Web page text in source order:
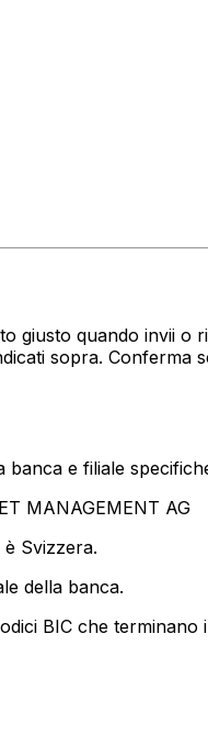
quando invii o
sopra.
banca e filiale
MANAGEMENT AG
Svizzera.
della banca.
BIC che